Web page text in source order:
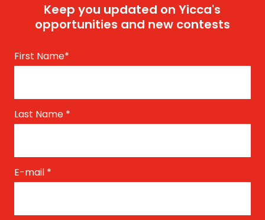
Keep you updated on Yicca's
opportunities and new contests
First Name*
Last Name *
E-mail *